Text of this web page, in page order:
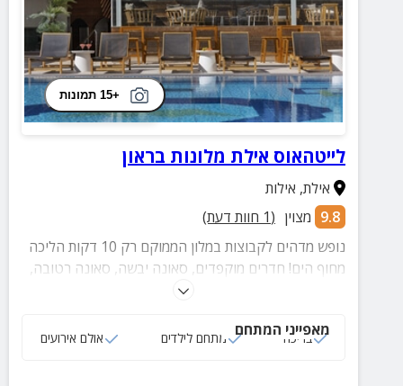
+15 תמונות
לייטהאוס אילת מלונות בראון
אילת, אילות
9.8 מצוין (
1 חוות דעת)
נופש מדהים לקבוצות במלון הממוקם רק 10 דקות הליכה
מחוף הים! חדרים מוקפדים, סאונה יבשה, סאונה רטובה,
בריכה גדולה, בריכת ילדים, מתחם מיוחד לילדים, אולם
מאפייני המתחם
בריכה מתחם לילדים אולם אירועים